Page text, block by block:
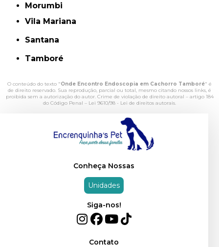
Morumbi
Vila Mariana
Santana
Tamboré
O conteúdo do texto "Onde Encontro Endoscopia em Cachorro Tamboré" é
de direito reservado. Sua reprodução, parcial ou total, mesmo citando nossos links, é
proibida sem a autorização do autor. Crime de violação de direito autoral – artigo 184
do Código Penal – Lei 9610/98 - Lei de direitos autorais.
Conheça Nossas
Unidades
Siga-nos!
Contato